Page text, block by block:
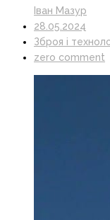
Іван Мазур
28.05.2024
Зброя і
zero comment